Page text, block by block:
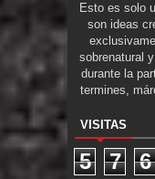
Esto es solo
son ideas
sobrenatural
durante la
termines,
VISITAS
5 7 6